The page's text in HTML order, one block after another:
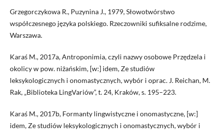
Grzegorczykowa R., Puzynina J., 1979, Słowotwórstwo
współczesnego języka polskiego. Rzeczowniki sufiksalne rodzime,
Warszawa.
Karaś M., 2017a, Antroponimia, czyli nazwy osobowe Przędzela i
okolicy w pow. niżańskim, [w:] idem, Ze studiów
leksykologicznych i onomastycznych, wybór i oprac. J. Reichan, M.
Rak, „Biblioteka LingVariów”, t. 24, Kraków, s. 195–223.
Karaś M., 2017b, Formanty lingwistyczne i onomastyczne, [w:]
idem, Ze studiów leksykologicznych i onomastycznych, wybór i